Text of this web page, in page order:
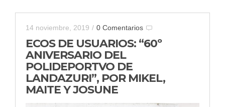
14 noviembre, 2019 / 0 Comentarios
ECOS DE USUARIOS: “60º
ANIVERSARIO DEL
POLIDEPORTVO DE
LANDAZURI”, POR MIKEL,
MAITE Y JOSUNE